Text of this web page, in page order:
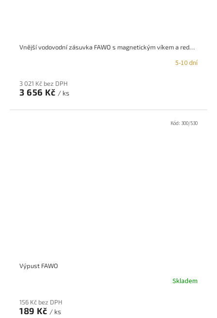
Vnější vodovodní zásuvka FAWO s magnetickým víkem a redukčním ventilem
5-10 dní
3 021 Kč bez DPH
3 656 Kč / ks
Výpust FAWO
Skladem
156 Kč bez DPH
189 Kč / ks
Kód: 300/530